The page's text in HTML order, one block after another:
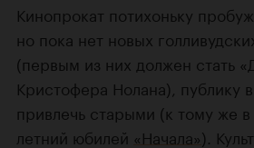
Кинопрокат потихоньку
но пока нет новых
(первым из них должен стать
Кристофера Нолана), публику
привлечь старыми (к тому же
летний юбилей «Начала»).